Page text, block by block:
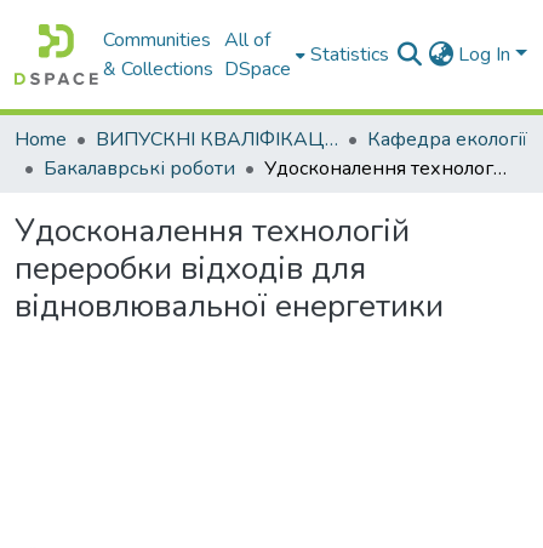
Communities
& Collections
All of
DSpace
Statistics Log In
Home ВИПУСКНІ КВАЛІФІКАЦІЙНІ РОБОТИ
Кафедра екології
Бакалаврські роботи
Удосконалення технологій переробки відходів для відновлювальної енергетики
Удосконалення технологій
переробки відходів для
відновлювальної енергетики